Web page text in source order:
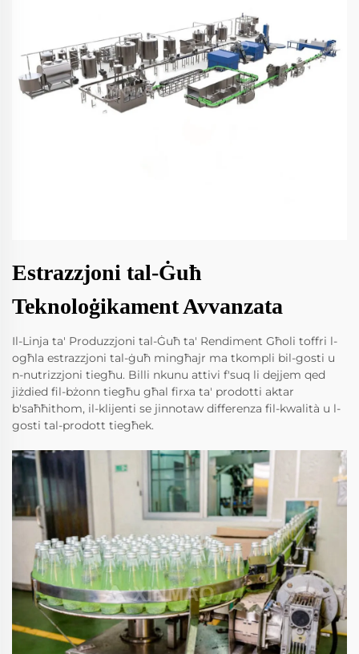
Estrazzjoni tal-Ġuħ
Teknoloġikament Avvanzata
Il-Linja ta' Produzzjoni tal-Ġuħ ta' Rendiment Għoli toffri l-
ogħla estrazzjoni tal-ġuħ mingħajr ma tkompli bil-gosti u
n-nutrizzjoni tiegħu. Billi nkunu attivi f'suq li dejjem qed
jiżdied fil-bżonn tiegħu għal firxa ta' prodotti aktar
b'saħħithom, il-klijenti se jinnotaw differenza fil-kwalità u l-
gosti tal-prodott tiegħek.